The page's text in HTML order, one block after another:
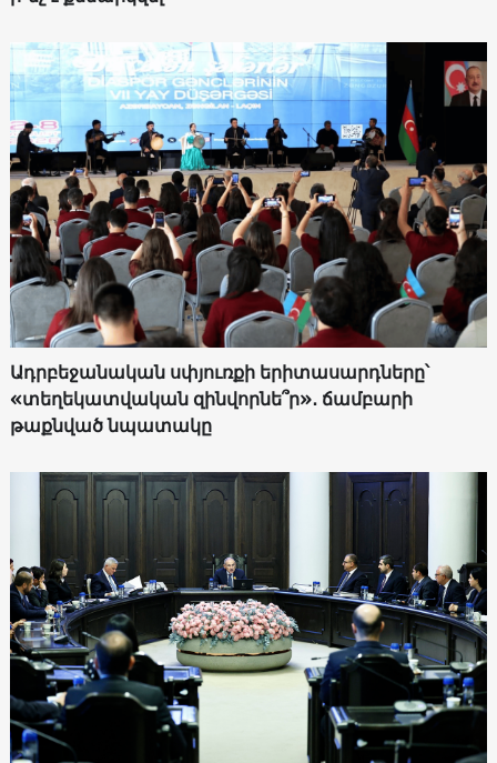
Ադրբեջանական սփյուռքի երիտասարդները՝
«տեղեկատվական զինվորնե՞ր»․ ճամբարի
թաքնված նպատակը